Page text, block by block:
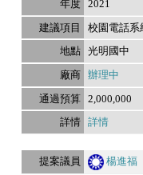
2021
校園電話系
光明國中
辦理中
2,000,000
詳情
楊進福